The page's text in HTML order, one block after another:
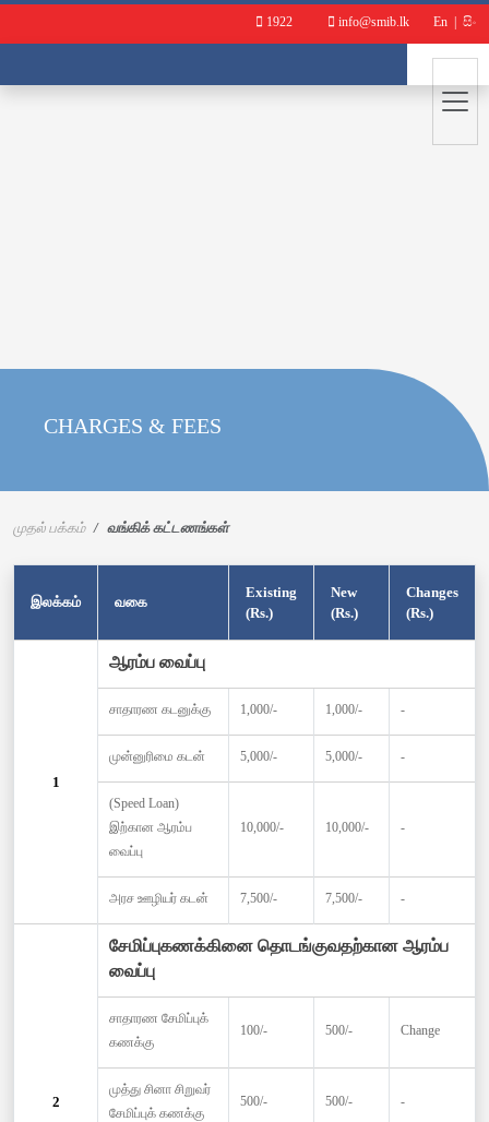
1922 info@smib.lk En සිං
CHARGES & FEES
முதல் பக்கம் வங்கிக் கட்டணங்கள்
இலக்கம் வகை
Existing
(Rs.)
New
(Rs.)
Changes
(Rs.)
1
ஆரம்ப வைப்பு
சாதாரண கடனுக்கு 1,000/- 1,000/- -
முன்னுரிமை கடன் 5,000/- 5,000/- -
(Speed Loan)
இற்கான ஆரம்ப
வைப்பு
10,000/- 10,000/- -
அரச ஊழியர் கடன் 7,500/- 7,500/- -
2
சேமிப்புகணக்கினை தொடங்குவதற்கான ஆரம்ப
வைப்பு
சாதாரண சேமிப்புக்
கணக்கு
100/- 500/- Change
முத்து சினா சிறுவர்
சேமிப்புக் கணக்கு
500/- 500/- -